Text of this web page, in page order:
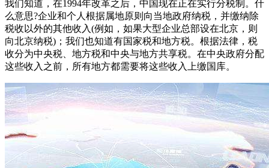
我们知道，在1994年改革之后，中国现在正在实行分税制。什
么意思?企业和个人根据属地原则向当地政府纳税，并缴纳除
税收以外的其他收入(例如，如果大型企业总部设在北京，则
向北京纳税)；我们也知道有国家税和地方税。根据法律，税
收分为中央税、地方税和中央与地方共享税。在中央政府分配
这些收入之前，所有地方都需要将这些收入上缴国库。